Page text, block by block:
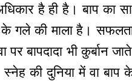
है ही है। बाप का
गले की माला है। सफलता
बापदादा भी कुर्बान
की दुनिया में वा बाप